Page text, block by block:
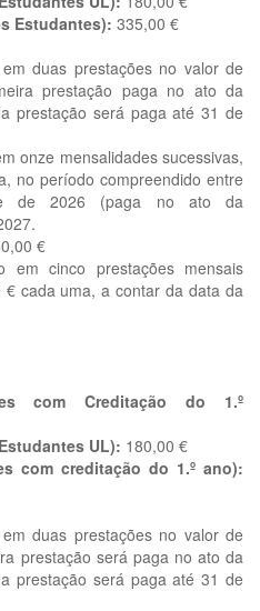
Estudantes): 335,00 €
duas prestações no valor de
prestação paga no ato da
prestação será paga até 31 de
onze mensalidades sucessivas,
no período compreendido entre
de 2026 (paga no ato da
€
em cinco prestações mensais
cada uma, a contar da data da
com Creditação do 1.º
UL): 180,00 €
com creditação do 1.º ano):
duas prestações no valor de
prestação será paga no ato da
prestação será paga até 31 de